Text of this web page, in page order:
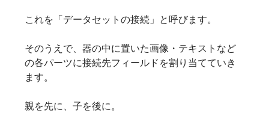
これを「データセットの接続」と呼びます。
そのうえで、器の中に置いた画像・テキストなど
の各パーツに接続先フィールドを割り当てていき
ます。
親を先に、子を後に。